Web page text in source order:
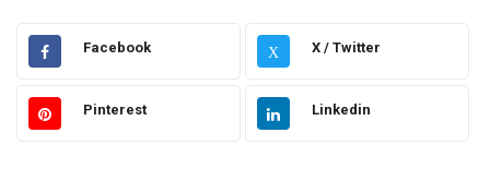
Elektrik & Elektronik Dekorasyon
Güzellik ve Bakım Eğitim
Facebook X X / Twitter
Pinterest Linkedin